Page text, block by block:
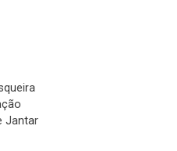
Jantar